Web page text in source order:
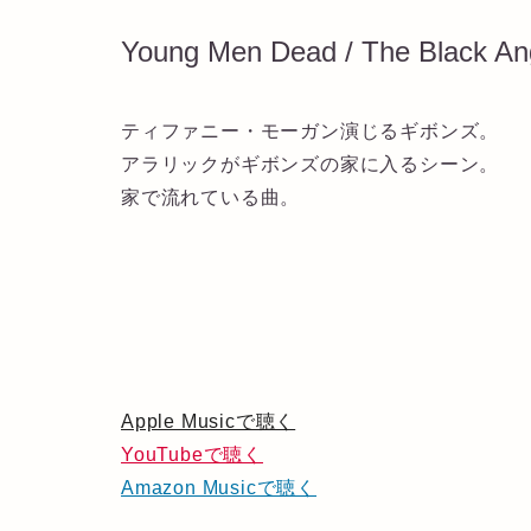
Young Men Dead / The Black
ティファニー・モーガン演じるギボンズ。
アラリックがギボンズの家に入るシーン。
家で流れている曲。
Apple Musicで聴く
YouTubeで聴く
Amazon Musicで聴く